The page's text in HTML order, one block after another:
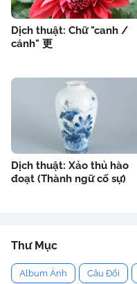
Dịch thuật: Chữ "canh /
cánh" 更
Dịch thuật: Xảo thủ hào
đoạt (Thành ngữ cố sự)
Thư Mục
Album Ảnh Câu Đối